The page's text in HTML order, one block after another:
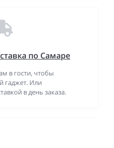
по Самаре
в гости, чтобы
гаджет. Или
в день заказа.